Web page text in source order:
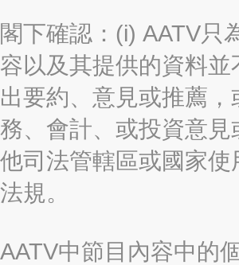
閣下確認：(i) AATV只
容以及其提供的資料
出要約、意見或推薦
務、會計、或投資意
他司法管轄區或國家
法規。
AATV中節目內容中的